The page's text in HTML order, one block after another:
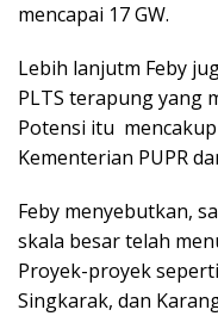
mencapai 17 GW.
Lebih lanjutm Feby
PLTS terapung yang
Potensi itu
Kementerian PUPR
Feby menyebutkan,
skala besar telah
Proyek-proyek
Singkarak, dan